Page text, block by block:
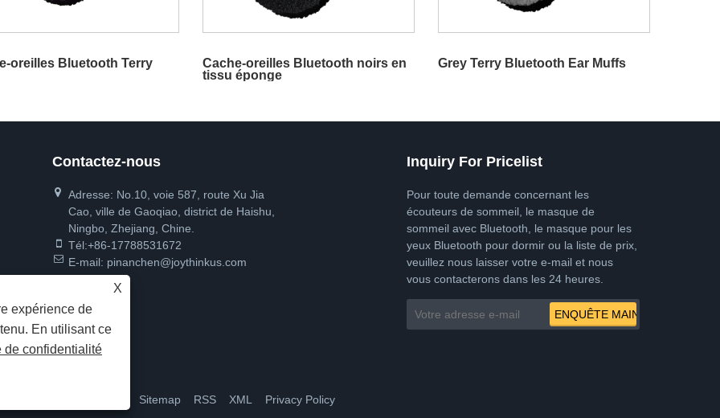
oreilles Bluetooth Terry
Cache-oreilles Bluetooth noirs en
tissu éponge
Grey Terry Bluetooth Ear Muffs
Contactez-nous
Adresse: No.10, voie 587, route Xu Jia
Cao, ville de Gaoqiao, district de Haishu,
Ningbo, Zhejiang, Chine.
Tél:+86-17788531672
E-mail: pinanchen@joythinkus.com
Inquiry For Pricelist
Pour toute demande concernant les
écouteurs de sommeil, le masque de
sommeil avec Bluetooth, le masque pour les
yeux Bluetooth pour dormir ou la liste de prix,
veuillez nous laisser votre e-mail et nous
vous contacterons dans les 24 heures.
Sitemap RSS XML Privacy Policy
X
expérience de
En utilisant ce
de confidentialité